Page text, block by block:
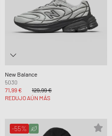
New Balance
5030
71,99 €
129,99 €
REDUJO AÚN MÁS
-55%